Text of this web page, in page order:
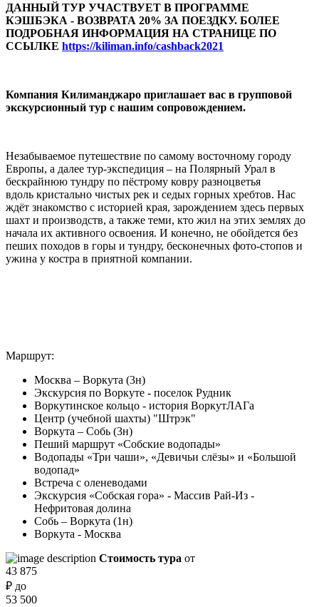
ДАННЫЙ ТУР УЧАСТВУЕТ В ПРОГРАММЕ
КЭШБЭКА - ВОЗВРАТА 20% ЗА ПОЕЗДКУ. БОЛЕЕ
ПОДРОБНАЯ ИНФОРМАЦИЯ НА СТРАНИЦЕ ПО
ССЫЛКЕ https://kiliman.info/cashback2021
Компания Килиманджаро приглашает вас в групповой
экскурсионный тур с нашим сопровождением.
Незабываемое путешествие по самому восточному городу
Европы, а далее тур-экспедиция – на Полярный Урал в
бескрайнюю тундру по пёстрому ковру разноцветья
вдоль кристально чистых рек и седых горных хребтов. Нас
ждёт знакомство с историей края, зарождением здесь первых
шахт и производств, а также теми, кто жил на этих землях до
начала их активного освоения. И конечно, не обойдется без
пеших походов в горы и тундру, бесконечных фото-стопов и
ужина у костра в приятной компании.
Маршрут:
Москва – Воркута (3н)
Экскурсия по Воркуте - поселок Рудник
Воркутинское кольцо - история ВоркутЛАГа
Центр (учебной шахты) "Штрэк"
Воркута – Собь (3н)
Пеший маршрут «Собские водопады»
Водопады «Три чаши», «Девичьи слёзы» и «Большой
водопад»
Встреча с оленеводами
Экскурсия «Собская гора» - Массив Рай-Из -
Нефритовая долина
Собь – Воркута (1н)
Воркута - Москва
Стоимость тура от
43 875
₽ до
53 500